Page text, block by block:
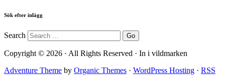
Sök efter inlägg
Search
Copyright © 2026 · All Rights Reserved · In i vildmarken
Adventure Theme by Organic Themes · WordPress Hosting · RSS